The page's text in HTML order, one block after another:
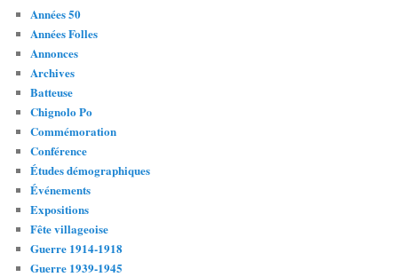
Années 50
Années Folles
Annonces
Archives
Batteuse
Chignolo Po
Commémoration
Conférence
Études démographiques
Événements
Expositions
Fête villageoise
Guerre 1914-1918
Guerre 1939-1945